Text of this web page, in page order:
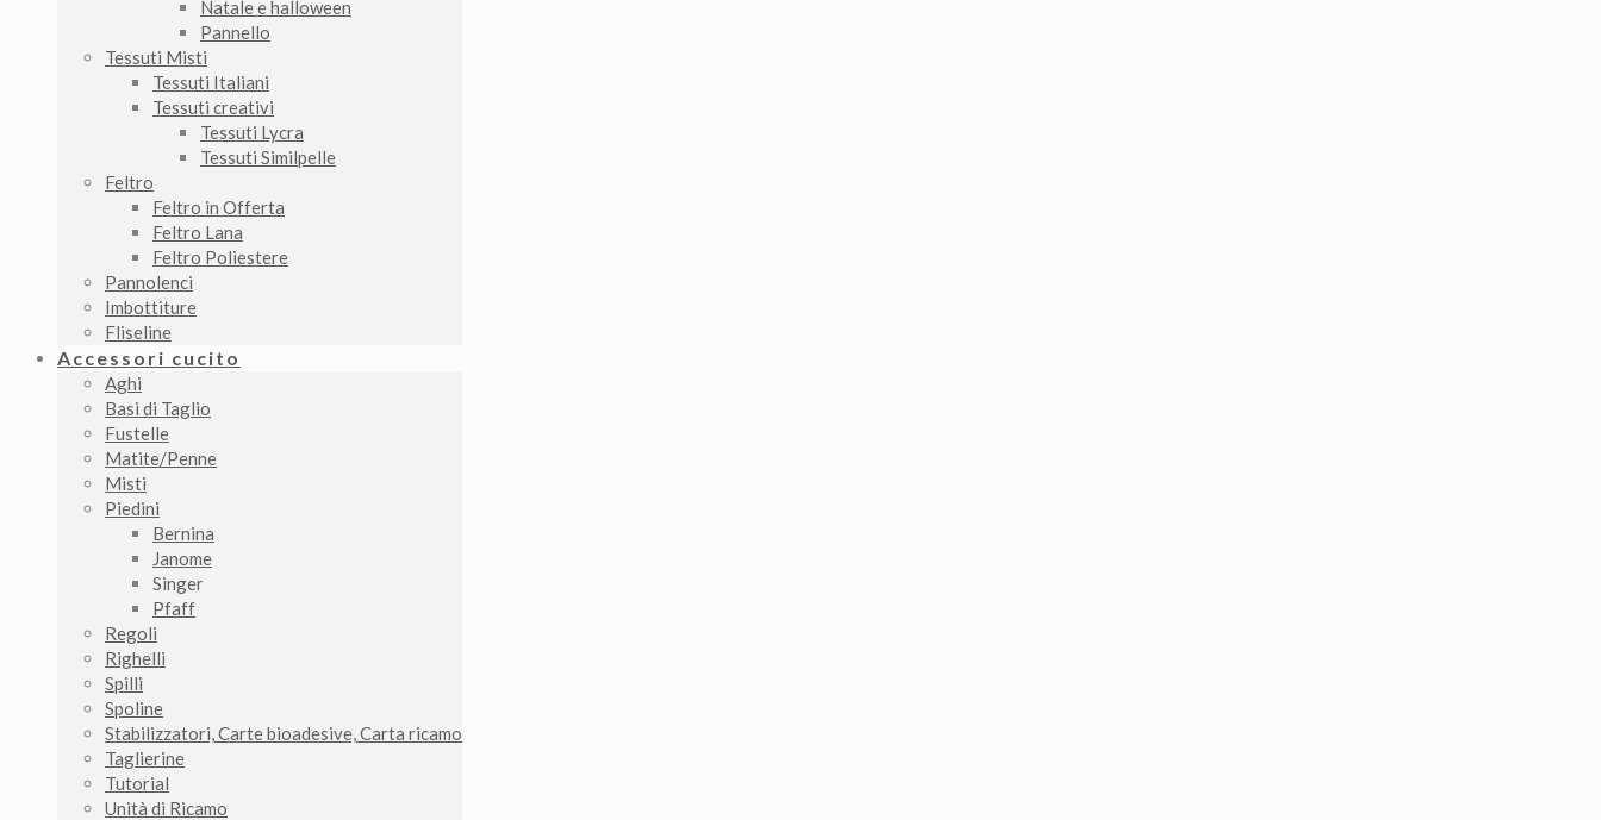
Natale e halloween
Pannello
Tessuti Misti
Tessuti Italiani
Tessuti creativi
Tessuti Lycra
Tessuti Similpelle
Feltro
Feltro in Offerta
Feltro Lana
Feltro Poliestere
Pannolenci
Imbottiture
Fliseline
Accessori cucito
Aghi
Basi di Taglio
Fustelle
Matite/Penne
Misti
Piedini
Bernina
Janome
Singer
Pfaff
Regoli
Righelli
Spilli
Spoline
Stabilizzatori, Carte bioadesive, Carta ricamo
Taglierine
Tutorial
Unità di Ricamo